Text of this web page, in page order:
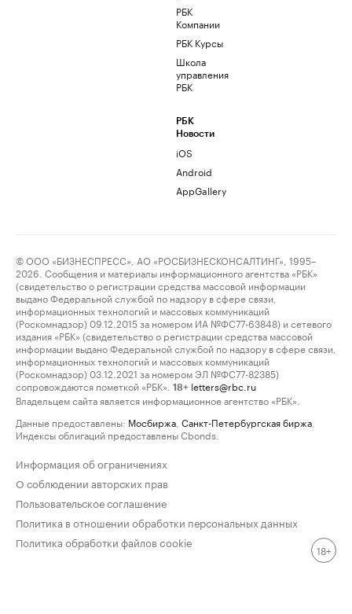
РБК
Компании
РБК Курсы
Школа
управления
РБК
РБК
Новости
iOS
Android
AppGallery
© ООО «БИЗНЕСПРЕСС», АО «РОСБИЗНЕСКОНСАЛТИНГ», 1995–
2026. Сообщения и материалы информационного агентства «РБК»
(свидетельство о регистрации средства массовой информации
выдано Федеральной службой по надзору в сфере связи,
информационных технологий и массовых коммуникаций
(Роскомнадзор) 09.12.2015 за номером ИА №ФС77-63848) и сетевого
издания «РБК» (свидетельство о регистрации средства массовой
информации выдано Федеральной службой по надзору в сфере связи,
информационных технологий и массовых коммуникаций
(Роскомнадзор) 03.12.2021 за номером ЭЛ №ФС77-82385)
сопровождаются пометкой «РБК».
18+ letters@rbc.ru
Владельцем сайта является информационное агентство «РБК».
Данные предоставлены: Мосбиржа Санкт-Петербургская биржа
Индексы облигаций предоставлены Cbonds.
Информация об ограничениях
О соблюдении авторских прав
Пользовательское соглашение
Политика в отношении обработки персональных данных
Политика обработки файлов cookie
18+